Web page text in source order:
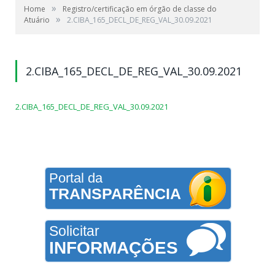
Home »
Registro/certificação em órgão de classe do
Atuário
» 2.CIBA_165_DECL_DE_REG_VAL_30.09.2021
2.CIBA_165_DECL_DE_REG_VAL_30.09.2021
2.CIBA_165_DECL_DE_REG_VAL_30.09.2021
Portal da
TRANSPARÊNCIA
Solicitar
INFORMAÇÕES